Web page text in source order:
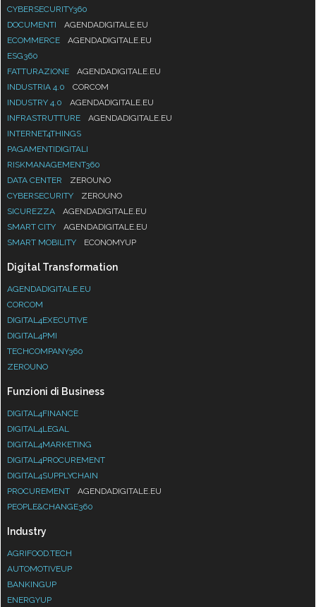
CYBERSECURITY360
DOCUMENTI
AGENDADIGITALE.EU
ECOMMERCE
AGENDADIGITALE.EU
ESG360
FATTURAZIONE
AGENDADIGITALE.EU
INDUSTRIA 4.0
CORCOM
INDUSTRY 4.0
AGENDADIGITALE.EU
INFRASTRUTTURE
AGENDADIGITALE.EU
INTERNET4THINGS
PAGAMENTIDIGITALI
RISKMANAGEMENT360
DATA CENTER
ZEROUNO
CYBERSECURITY
ZEROUNO
SICUREZZA
AGENDADIGITALE.EU
SMART CITY
AGENDADIGITALE.EU
SMART MOBILITY
ECONOMYUP
Digital Transformation
AGENDADIGITALE.EU
CORCOM
DIGITAL4EXECUTIVE
DIGITAL4PMI
TECHCOMPANY360
ZEROUNO
Funzioni di Business
DIGITAL4FINANCE
DIGITAL4LEGAL
DIGITAL4MARKETING
DIGITAL4PROCUREMENT
DIGITAL4SUPPLYCHAIN
PROCUREMENT
AGENDADIGITALE.EU
PEOPLE&CHANGE360
Industry
AGRIFOOD.TECH
AUTOMOTIVEUP
BANKINGUP
ENERGYUP